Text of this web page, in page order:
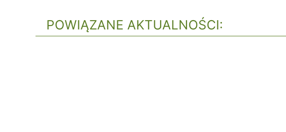
POWIĄZANE AKTUALNOŚCI: